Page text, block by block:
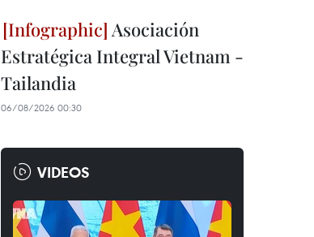
Asociación
Estratégica Integral Vietnam -
Tailandia
06/08/2026 00:30
VIDEOS